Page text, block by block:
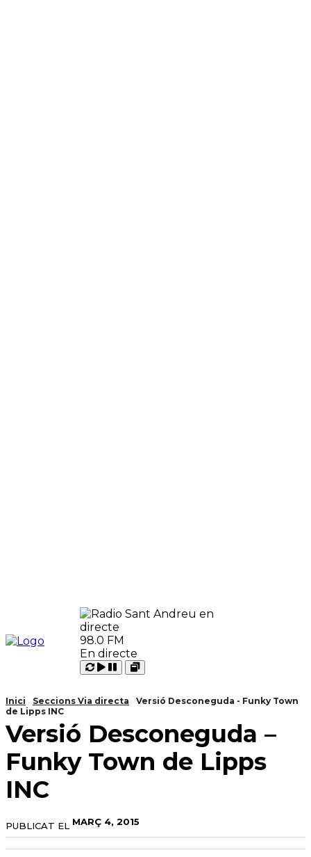
98.0 FM
En directe
Carregant
Reproduir
Pausar
Open
Inici Seccions Via directa
Versió Desconeguda - Funky Town
de Lipps INC
Versió Desconeguda –
Funky Town de Lipps
INC
PUBLICAT EL MARÇ 4, 2015